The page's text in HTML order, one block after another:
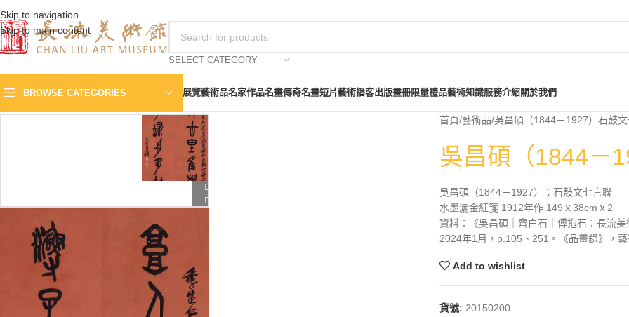
Skip to navigation
Skip to main content
SELECT CATEGORY
BROWSE CATEGORIES 展覽藝術品名家作品名畫傳奇名畫短片藝術播客出版畫冊限量禮品藝術知識服務介紹關於我們
首頁 藝術品 吳昌碩（1844－1927）石鼓
吳昌碩（1844－
吳昌碩（1844－1927）；石鼓文七言聯
水墨灑金紅箋 1912年作 149ｘ38cmｘ2
資料：《吳昌碩｜齊白石｜傅抱石：長流
2024年1月，p.105、251。《品畫錄》，
Add to wishlist
貨號: 20150200